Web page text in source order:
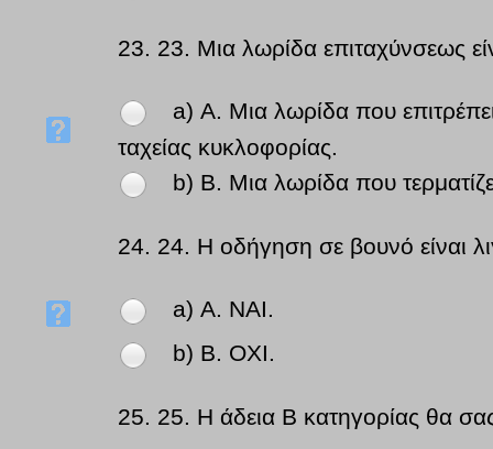
23. 23. Μια λωρίδα επιταχύνσεως
a) Α. Μια λωρίδα που
ταχείας κυκλοφορίας.
b) Β. Μια λωρίδα που
24. 24. Η οδήγηση σε βουνό είναι
a) Α. ΝΑΙ.
b) Β. ΟΧΙ.
25. 25. Η άδεια Β κατηγορίας θα